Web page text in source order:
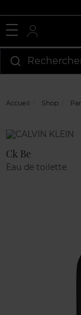
Accueil Shop
Marque
Ck Be
Eau de toilette